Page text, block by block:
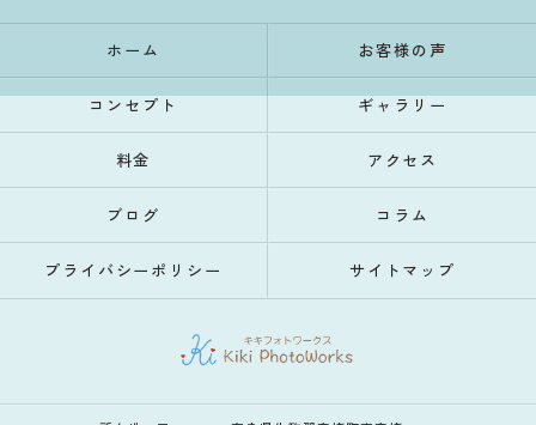
ホーム お客様の声
コンセプト ギャラリー
料金 アクセス
ブログ コラム
プライバシーポリシー サイトマップ